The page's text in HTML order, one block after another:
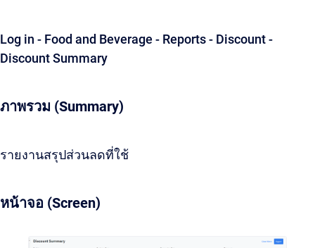
Log in - Food and Beverage - Reports - Discount -
Discount Summary
ภาพรวม (Summary)
รายงานสรุปส่วนลดที่ใช้
หน้าจอ (Screen)